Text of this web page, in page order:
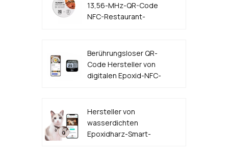
13,56-MHz-QR-Code
NFC-Restaurant-
Berührungsloser QR-
Code Hersteller von
digitalen Epoxid-NFC-
Hersteller von
wasserdichten
Epoxidharz-Smart-